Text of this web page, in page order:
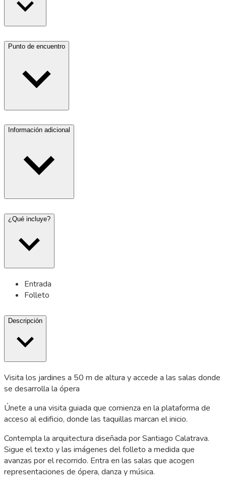
Punto de encuentro
Información adicional
¿Qué incluye?
Entrada
Folleto
Descripción
Visita los jardines a 50 m de altura y accede a las salas donde
se desarrolla la ópera
Únete a una visita guiada que comienza en la plataforma de
acceso al edificio, donde las taquillas marcan el inicio.
Contempla la arquitectura diseñada por Santiago Calatrava.
Sigue el texto y las imágenes del folleto a medida que
avanzas por el recorrido. Entra en las salas que acogen
representaciones de ópera, danza y música.